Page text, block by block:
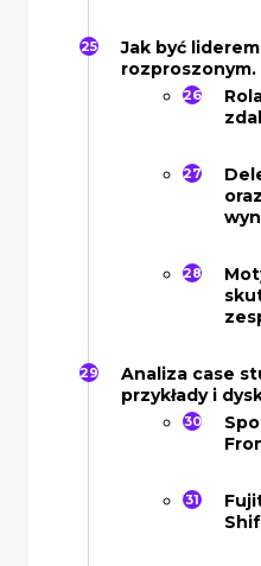
Jak być
rozproszonym.
Analiza case
przykłady i